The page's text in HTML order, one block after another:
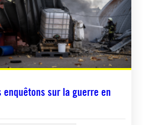
enquêtons sur la guerre en